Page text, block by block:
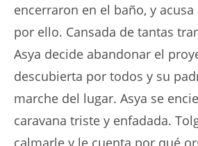
encerraron en el baño, y acusa
por ello. Cansada de tantas
Asya decide abandonar el
descubierta por todos y su
marche del lugar. Asya se
caravana triste y enfadada.
calmarle y le cuenta por qué